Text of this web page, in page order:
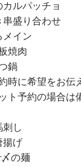
カルパッチョ
串盛り合わせ
メイン
肉
望をお伝え
場合は備考
刺し
揚げ
〆の麺